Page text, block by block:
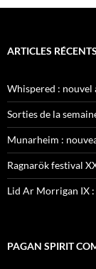
ARTICLES RÉCENTS
Whispered : nouvel
Sorties de la
Munarheim :
Ragnarök festival
Lid Ar Morrigan IX
PAGAN SPIRIT